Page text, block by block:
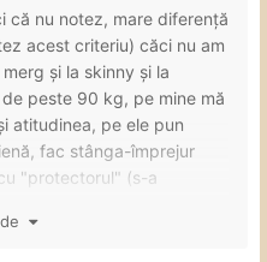
esofag pentru DT). Dupa
o daca face sau nu a
pentru asta a cerut
am trecut la normal, LOT
o pozitie mai
departate, ea venind cu
se de coapsele mele cand
finalizarea e aproape, am
că nu notez, mare diferență
acest criteriu) căci nu am
și la skinny și la
peste 90 kg, pe mine mă
atitudinea, pe ele pun
fac stânga-împrejur
"protectorul" (s-a